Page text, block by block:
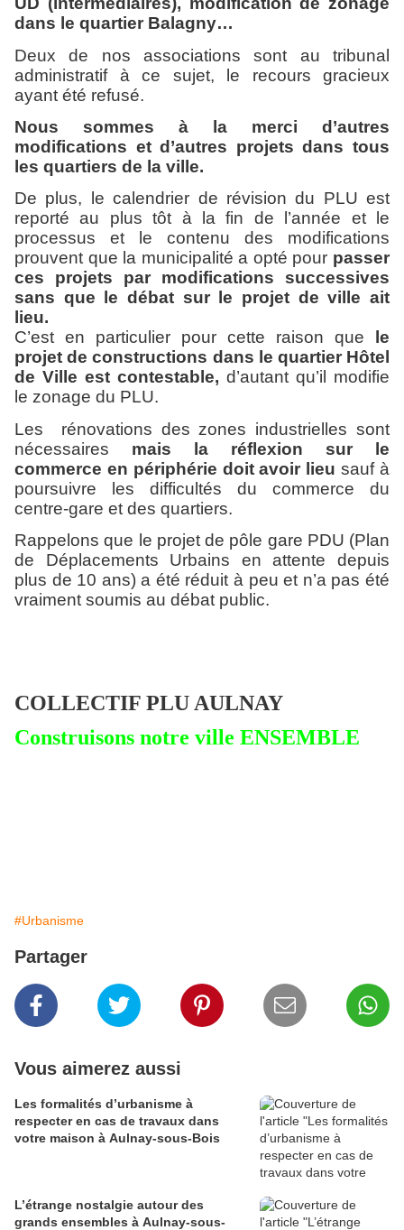
dans le quartier Balagny…
Deux de nos associations sont au tribunal
administratif à ce sujet, le recours gracieux
ayant été refusé.
Nous sommes à la merci d’autres
modifications et d’autres projets dans tous
les quartiers de la ville.
De plus, le calendrier de révision du PLU est
reporté au plus tôt à la fin de l’année et le
processus et le contenu des modifications
prouvent que la municipalité a opté pour passer
ces projets par modifications successives
sans que le débat sur le projet de ville ait
lieu.
C’est en particulier pour cette raison que
le
projet de constructions dans le quartier Hôtel
de Ville est contestable, d’autant qu’il modifie
le zonage du PLU.
Les
rénovations des zones industrielles sont
nécessaires mais la réflexion sur le
commerce en périphérie doit avoir lieu sauf à
poursuivre les difficultés du commerce du
centre-gare et des quartiers.
Rappelons que le projet de pôle gare PDU (Plan
de Déplacements Urbains en attente depuis
plus de 10 ans) a été réduit à peu et n’a pas été
vraiment soumis au débat public.
COLLECTIF PLU AULNAY
Construisons notre ville ENSEMBLE
#Urbanisme
Partager
Vous aimerez aussi
Les formalités d’urbanisme à
respecter en cas de travaux dans
votre maison à Aulnay-sous-Bois
L’étrange nostalgie autour des
grands ensembles à Aulnay-sous-